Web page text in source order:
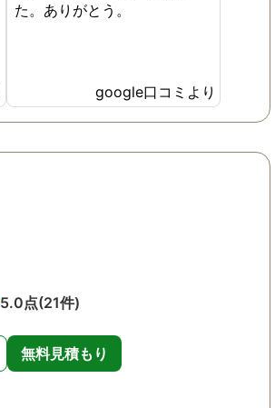
た。ありがとう。
google口コミより
5.0点(21件)
無料見積もり